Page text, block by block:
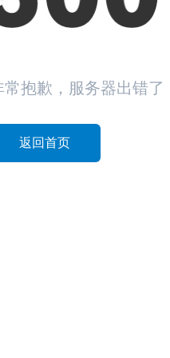
常抱歉，服务器出错了
返回首页